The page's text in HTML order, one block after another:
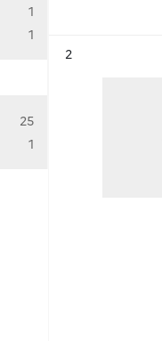
1
1
25
1
2